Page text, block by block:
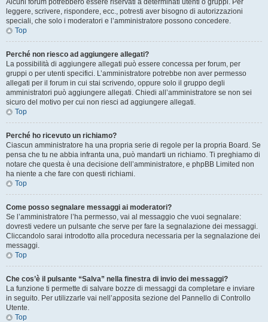
Alcuni forum potrebbero essere riservati a determinati utenti o gruppi. Per
leggere, scrivere, rispondere, ecc., potresti aver bisogno di autorizzazioni
speciali, che solo i moderatori e l’amministratore possono concedere.
Top
Perché non riesco ad aggiungere allegati?
La possibilità di aggiungere allegati può essere concessa per forum, per
gruppi o per utenti specifici. L’amministratore potrebbe non aver permesso
allegati per il forum in cui stai scrivendo, oppure solo il gruppo degli
amministratori può aggiungere allegati. Chiedi all’amministratore se non sei
sicuro del motivo per cui non riesci ad aggiungere allegati.
Top
Perché ho ricevuto un richiamo?
Ciascun amministratore ha una propria serie di regole per la propria Board. Se
pensa che tu ne abbia infranta una, può mandarti un richiamo. Ti preghiamo di
notare che questa è una decisione dell’amministratore, e phpBB Limited non
ha niente a che fare con questi richiami.
Top
Come posso segnalare messaggi ai moderatori?
Se l’amministratore l’ha permesso, vai al messaggio che vuoi segnalare:
dovresti vedere un pulsante che serve per fare la segnalazione dei messaggi.
Cliccandolo sarai introdotto alla procedura necessaria per la segnalazione dei
messaggi.
Top
Che cos’è il pulsante “Salva” nella finestra di invio dei messaggi?
La funzione ti permette di salvare bozze di messaggi da completare e inviare
in seguito. Per utilizzarle vai nell’apposita sezione del Pannello di Controllo
Utente.
Top